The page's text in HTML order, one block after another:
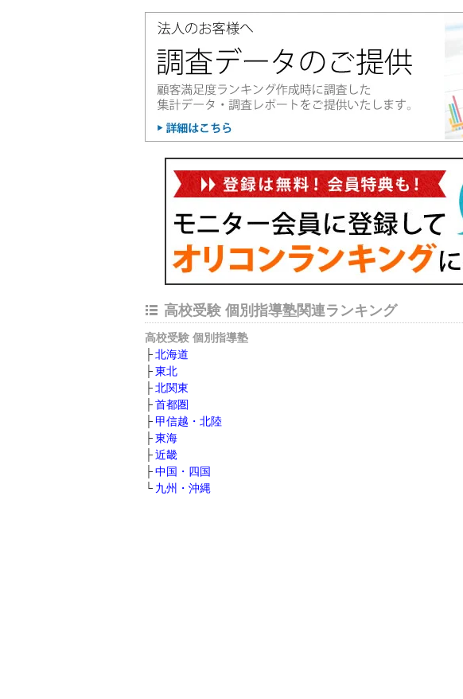
高校受験 個別指導塾関連ランキング
高校受験 個別指導塾
北海道
東北
北関東
首都圏
甲信越・北陸
東海
近畿
中国・四国
九州・沖縄